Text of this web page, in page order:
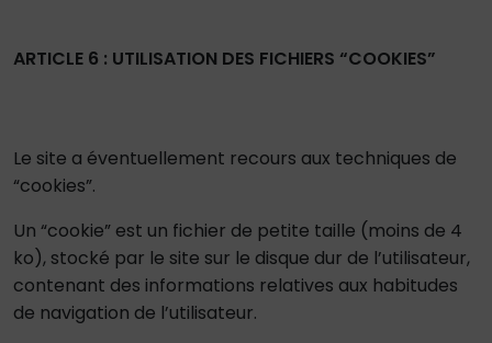
ARTICLE 6 : UTILISATION DES FICHIERS “COOKIES”
Le site a éventuellement recours aux techniques de
“cookies”.
Un “cookie” est un fichier de petite taille (moins de 4
ko), stocké par le site sur le disque dur de l’utilisateur,
contenant des informations relatives aux habitudes
de navigation de l’utilisateur.